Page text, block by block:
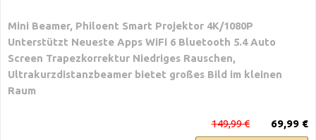
Mini Beamer, Philoent Smart Projektor 4K/1080P
Unterstützt Neueste Apps WiFi 6 Bluetooth 5.4 Auto
Screen Trapezkorrektur Niedriges Rauschen,
Ultrakurzdistanzbeamer bietet großes Bild im kleinen
Raum
69,99 €
149,99 €